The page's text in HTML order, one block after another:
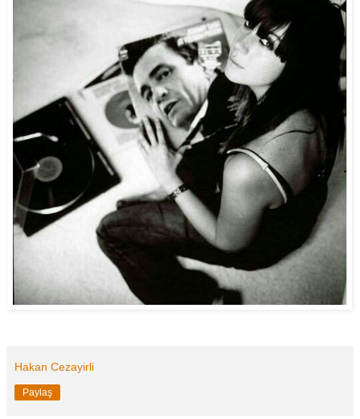
Hakan Cezayirli
Paylaş